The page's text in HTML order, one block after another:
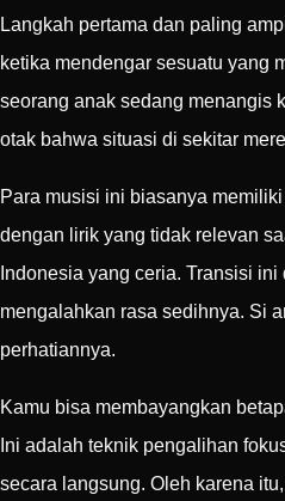
Langkah pertama dan paling
ketika mendengar sesuatu yang
seorang anak sedang menangis
otak bahwa situasi di sekitar
Para musisi ini biasanya
dengan lirik yang tidak relevan
Indonesia yang ceria. Transisi
mengalahkan rasa sedihnya. Si
perhatiannya.
Kamu bisa membayangkan
Ini adalah teknik pengalihan
secara langsung. Oleh karena